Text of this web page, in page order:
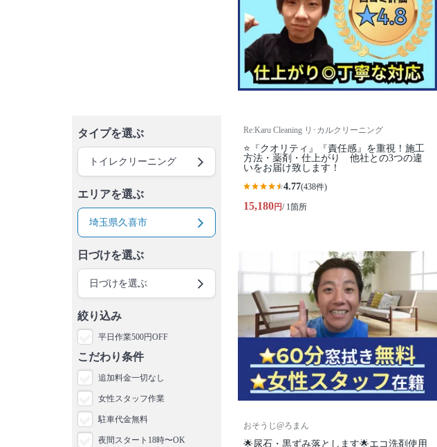
タイプを選ぶ
トイレクリーニング
エリアを選ぶ
埼玉県久喜市
日づけを選ぶ
日づけを選ぶ
絞り込み
平日作業500円OFF
こだわり条件
追加料金一切なし
女性スタッフ作業
駐車代金無料
夜間スタート18時〜OK
Re:Karu Cleaning リ･カルクリーニング
⭐『クオリティ』『責任感』を重視！施工
方法・薬剤・仕上がり 他社との3つの違
いをお届け致します！
4.77(438件)
15,180円/ 1箇所
おそうじ@ろまん
🌟尿石・黒ずみ落とします🌟エコ洗剤使用